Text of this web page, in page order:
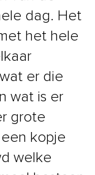
dag. Het
het hele
er die
wat is er
grote
kopje
welke